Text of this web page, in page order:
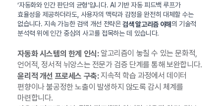
‘자동화와 인간 판단의 균형’입니다. AI 기반 자동 피드백 루프가
효율성을 제공하더라도, 사용자의 맥락과 감정을 완전히 대체할 수는
없습니다. 지속 가능한 검색 개선 전략은검색 알고리즘 이해의 기술적
분석력 위에 인간 중심의 사고를 접목하는 데 있습니다.
자동화 시스템의 한계 인식:알고리즘이 놓칠 수 있는 문화적,
언어적, 정서적 뉘앙스는 전문가 검증 단계를 통해 보완합니다.
윤리적 개선 프로세스 구축:지속적 학습 과정에서 데이터
편향이나 불공정한 노출이 발생하지 않도록 감시 체계를
마련합니다.